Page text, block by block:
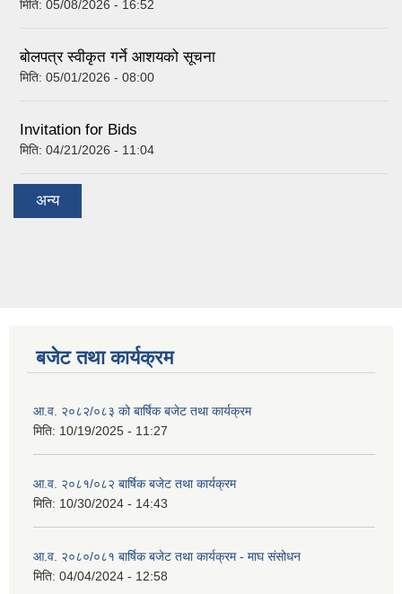
मिति: 05/08/2026 - 16:52
बोलपत्र स्वीकृत गर्ने आशयको सूचना
मिति: 05/01/2026 - 08:00
Invitation for Bids
मिति: 04/21/2026 - 11:04
अन्य
बजेट तथा कार्यक्रम
आ.व. २०८२/०८३ को बार्षिक बजेट तथा कार्यक्रम
मिति: 10/19/2025 - 11:27
आ.व. २०८१/०८२ बार्षिक बजेट तथा कार्यक्रम
मिति: 10/30/2024 - 14:43
आ.व. २०८०/०८१ बार्षिक बजेट तथा कार्यक्रम - माघ संसोधन
मिति: 04/04/2024 - 12:58